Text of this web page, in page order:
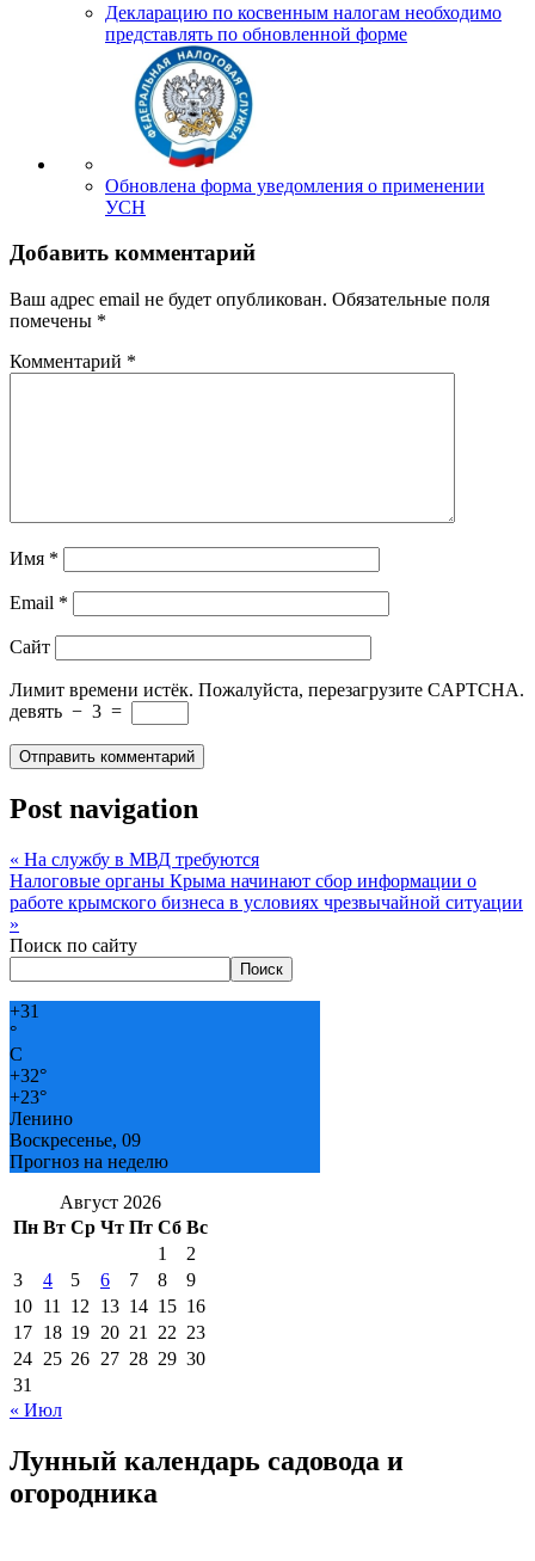
Декларацию по косвенным налогам необходимо
представлять по обновленной форме
Обновлена форма уведомления о применении
УСН
Добавить комментарий
Ваш адрес email не будет опубликован. Обязательные поля
помечены *
Комментарий *
Имя *
Email *
Сайт
Лимит времени истёк. Пожалуйста, перезагрузите CAPTCHA.
девять − 3 =
Post navigation
« На службу в МВД требуются
Налоговые органы Крыма начинают сбор информации о
работе крымского бизнеса в условиях чрезвычайной ситуации
»
Поиск по сайту
Поиск
+31
°
C
+32°
+23°
Ленино
Воскресенье, 09
Прогноз на неделю
Август 2026
Пн Вт Ср Чт Пт Сб Вс
1
2
3
4 5 6 7 8
9
10 11 12 13 14 15 16
17 18 19 20 21 22 23
24 25 26 27 28 29 30
31
« Июл
Лунный календарь садовода и
огородника